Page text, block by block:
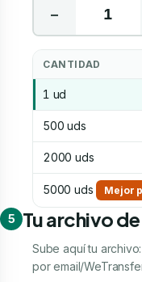
−
CANTIDAD
1 ud
500 uds
2000 uds
5000 uds Mejor
5 Tu archivo
Sube aquí tu
por email/